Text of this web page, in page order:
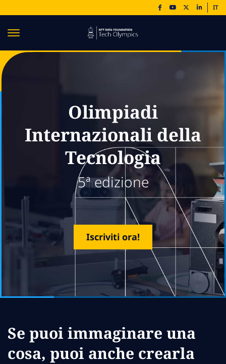
IT
Olimpiadi
Internazionali della
Tecnologia
5ª edizione
Iscriviti ora!
Se puoi immaginare una
cosa, puoi anche crearla